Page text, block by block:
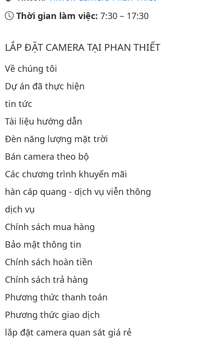
Thời gian làm việc: 7:30 – 17:30
LẮP ĐẶT CAMERA TẠI PHAN THIẾT
Về chúng tôi
Dự án đã thực hiện
tin tức
Tài liệu hướng dẫn
Đèn năng lượng mặt trời
Bán camera theo bộ
Các chương trình khuyến mãi
hàn cáp quang - dịch vụ viễn thông
dịch vụ
Chính sách mua hàng
Bảo mật thông tin
Chính sách hoàn tiền
Chính sách trả hàng
Phương thức thanh toán
Phương thức giao dịch
lắp đặt camera quan sát giá rẻ